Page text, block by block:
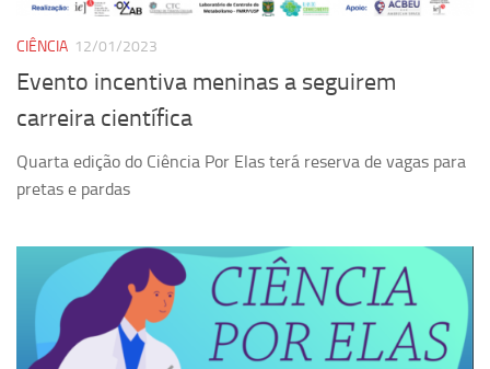
Fernando de Lima Caneppele
Maria Paula Costa Bertran
Professor Sênior
Professores Seniores Encerrados
Institucional
CIÊNCIA 12/01/2023
Evento incentiva meninas a seguirem
carreira científica
Quarta edição do Ciência Por Elas terá reserva de vagas para
pretas e pardas